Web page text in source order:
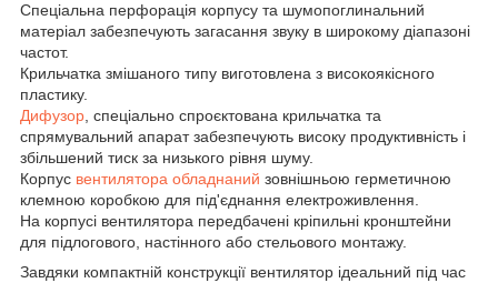
Спеціальна перфорація корпусу та шумопоглинальний
матеріал забезпечують загасання звуку в широкому діапазоні
частот.
Крильчатка змішаного типу виготовлена з високоякісного
пластику.
Дифузор, спеціально спроєктована крильчатка та
спрямувальний апарат забезпечують високу продуктивність і
збільшений тиск за низького рівня шуму.
Корпус вентилятора обладнаний зовнішньою герметичною
клемною коробкою для під'єднання електроживлення.
На корпусі вентилятора передбачені кріпильні кронштейни
для підлогового, настінного або стельового монтажу.
Завдяки компактній конструкції вентилятор ідеальний під час